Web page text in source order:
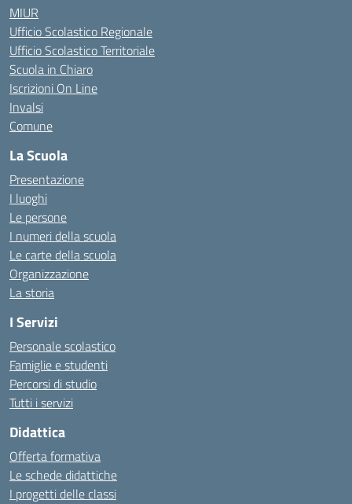
MIUR
Ufficio Scolastico Regionale
Ufficio Scolastico Territoriale
Scuola in Chiaro
Iscrizioni On Line
Invalsi
Comune
La Scuola
Presentazione
I luoghi
Le persone
I numeri della scuola
Le carte della scuola
Organizzazione
La storia
I Servizi
Personale scolastico
Famiglie e studenti
Percorsi di studio
Tutti i servizi
Didattica
Offerta formativa
Le schede didattiche
I progetti delle classi